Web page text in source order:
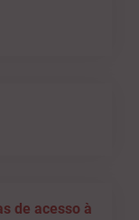
de acesso à